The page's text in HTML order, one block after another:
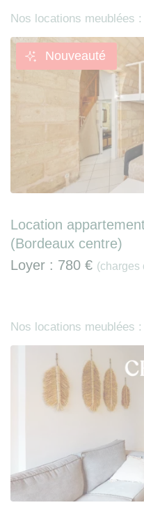
Nos locations meublées
Nouveauté
Location
(Bordeaux centre)
Loyer : 780 € (charges
Nos locations meublées